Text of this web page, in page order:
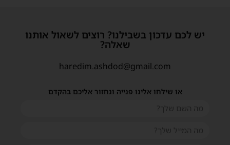
יש לכם עדכון בשבילנו? רוצים לשאול אותנו
שאלה?
haredim.ashdod@gmail.com
או שילחו אלינו פנייה ונחזור אליכם בהקדם